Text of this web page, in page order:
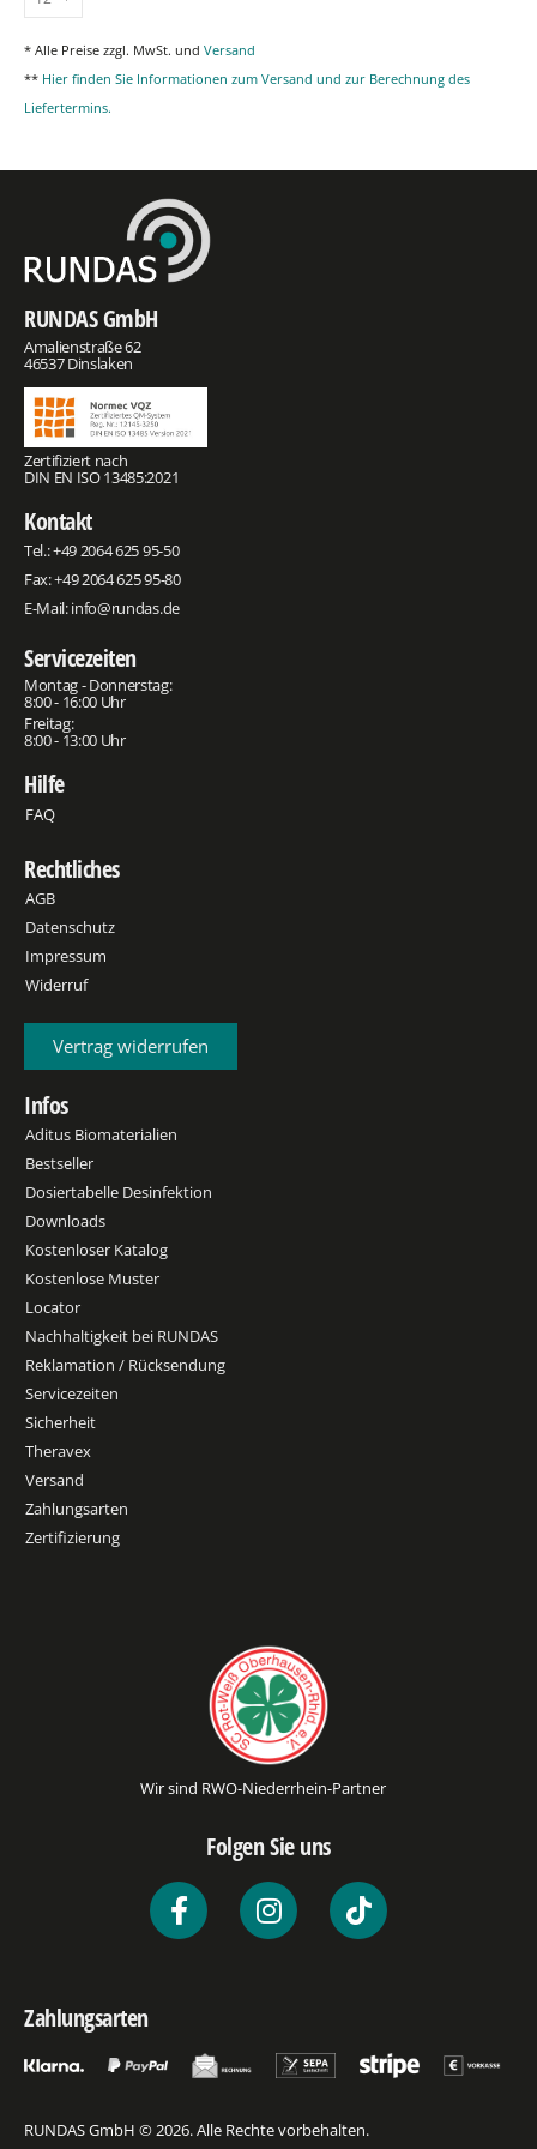
* Alle Preise zzgl. MwSt. und Versand
** Hier finden Sie Informationen zum Versand und zur Berechnung des
Liefertermins.
RUNDAS GmbH
Amalienstraße 62
46537 Dinslaken
Zertifiziert nach
DIN EN ISO 13485:2021
Kontakt
Tel.:+49 2064 625 95-50
Fax: +49 2064 625 95-80
E-Mail:info@rundas.de
Servicezeiten
Montag - Donnerstag:
8:00 - 16:00 Uhr
Freitag:
8:00 - 13:00 Uhr
Hilfe
FAQ
Rechtliches
AGB
Datenschutz
Impressum
Widerruf
Vertrag widerrufen
Infos
Aditus Biomaterialien
Bestseller
Dosiertabelle Desinfektion
Downloads
Kostenloser Katalog
Kostenlose Muster
Locator
Nachhaltigkeit bei RUNDAS
Reklamation / Rücksendung
Servicezeiten
Sicherheit
Theravex
Versand
Zahlungsarten
Zertifizierung
Wir sind RWO-Niederrhein-Partner
Folgen Sie uns
Zahlungsarten
RUNDAS GmbH © 2026. Alle Rechte vorbehalten.